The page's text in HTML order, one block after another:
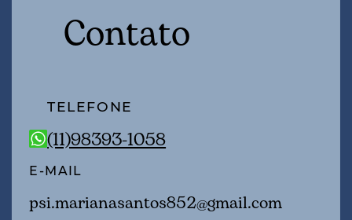
Contato
TELEFONE
(11)98393-1058
E-MAIL
psi.marianasantos852@gmail.com